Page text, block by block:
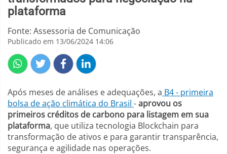
plataforma
Fonte: Assessoria de Comunicação
Publicado em 13/06/2024 14:06
Após meses de análises e adequações, a B4 - primeira
bolsa de ação climática do Brasil -aprovou os
primeiros créditos de carbono para listagem em sua
plataforma, que utiliza tecnologia Blockchain para
transformação de ativos e para garantir transparência,
segurança e agilidade nas operações.